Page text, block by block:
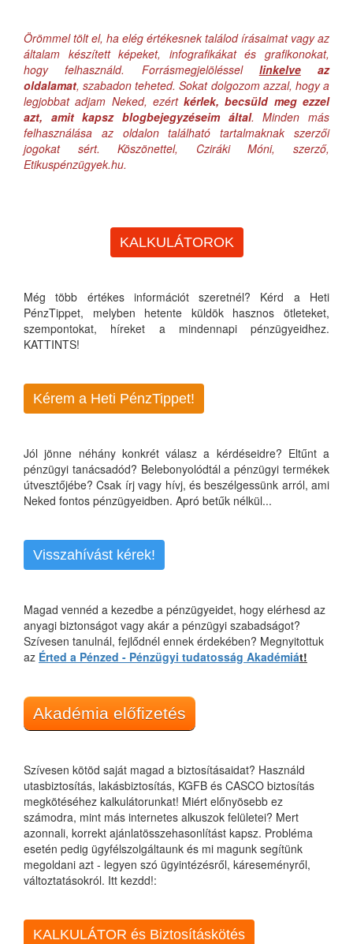
Örömmel tölt el, ha elég értékesnek találod írásaimat vagy az
általam készített képeket, infografikákat és grafikonokat,
hogy felhasználd. Forrásmegjelöléssel linkelveaz
oldalamat, szabadon teheted. Sokat dolgozom azzal, hogy a
legjobbat adjam Neked, ezértkérlek, becsüld meg ezzel
azt, amit kapsz blogbejegyzéseim által. Minden más
felhasználása az oldalon található tartalmaknak szerzői
jogokat sért. Köszönettel, Cziráki Móni, szerző,
Etikuspénzügyek.hu.
KALKULÁTOROK
Még több értékes információt szeretnél? Kérd a Heti
PénzTippet, melyben hetente küldök hasznos ötleteket,
szempontokat, híreket a mindennapi pénzügyeidhez.
KATTINTS!
Kérem a Heti PénzTippet!
Jól jönne néhány konkrét válasz a kérdéseidre? Eltűnt a
pénzügyi tanácsadód? Belebonyolódtál a pénzügyi termékek
útvesztőjébe? Csak írj vagy hívj, és beszélgessünk arról, ami
Neked fontos pénzügyeidben. Apró betűk nélkül...
Visszahívást kérek!
Magad vennéd a kezedbe a pénzügyeidet, hogy elérhesd az
anyagi biztonságot vagy akár a pénzügyi szabadságot?
Szívesen tanulnál, fejlődnél ennek érdekében? Megnyitottuk
az Érted a Pénzed - Pénzügyi tudatosság Akadémiát!
Akadémia előfizetés
Szívesen kötöd saját magad a biztosításaidat? Használd
utasbiztosítás, lakásbiztosítás, KGFB és CASCO biztosítás
megkötéséhez kalkulátorunkat! Miért előnyösebb ez
számodra, mint más internetes alkuszok felületei? Mert
azonnali, korrekt ajánlatösszehasonlítást kapsz. Probléma
esetén pedig ügyfélszolgáltaunk és mi magunk segítünk
megoldani azt - legyen szó ügyintézésről, káreseményről,
változtatásokról. Itt kezdd!:
KALKULÁTOR és Biztosításkötés